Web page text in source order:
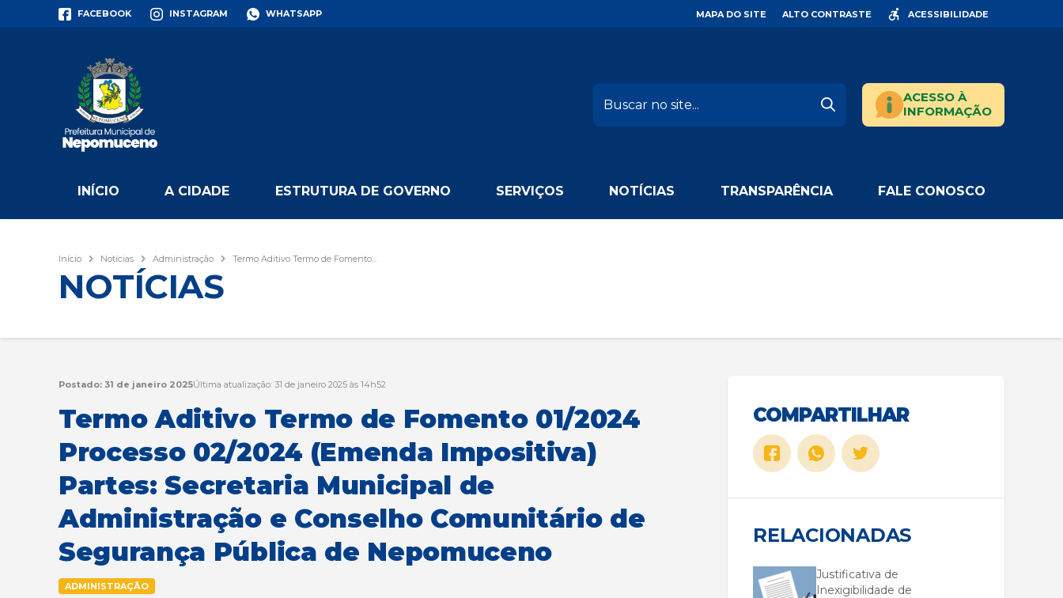
FACEBOOK INSTAGRAM WHATSAPP MAPA DO SITE ALTO CONTRASTE ACESSIBILIDADE
ACESSO À
INFORMAÇÃO
INÍCIO A CIDADE ESTRUTURA DE GOVERNO SERVIÇOS NOTÍCIAS TRANSPARÊNCIA FALE CONOSCO
Início Notícias Administração Termo Aditivo Termo de Fomento...
NOTÍCIAS
Postado: 31 de janeiro 2025Última atualização: 31 de janeiro 2025 às 14h52
Termo Aditivo Termo de Fomento 01/2024
Processo 02/2024 (Emenda Impositiva)
Partes: Secretaria Municipal de
Administração e Conselho Comunitário de
Segurança Pública de Nepomuceno
ADMINISTRAÇÃO
COMPARTILHAR
RELACIONADAS
Justificativa de
Inexigibilidade de